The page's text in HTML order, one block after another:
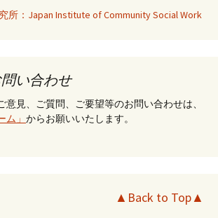
所：Japan Institute of Community Social Work
問い合わせ
意見、ご質問、ご要望等のお問い合わせは、
ム」 からお願いいたします。
▲Back to Top▲